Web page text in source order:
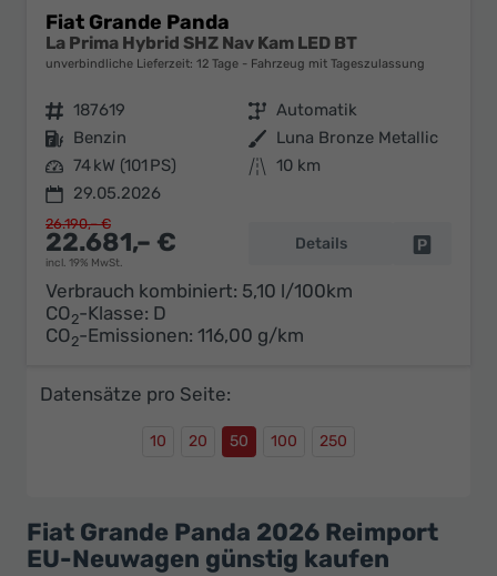
Fiat Grande Panda
La Prima Hybrid SHZ Nav Kam LED BT
unverbindliche Lieferzeit: 12 Tage Fahrzeug mit Tageszulassung
Fahrzeugnr. 187619 Getriebe Automatik
Kraftstoff Benzin Außenfarbe Luna Bronze Metallic
Leistung 74 kW (101 PS) Kilometerstand 10 km
29.05.2026
22.681,– €
incl. 19% MwSt.
26.190,– €
Details
Verbrauch kombiniert: 5,10 l/100km
CO2-Klasse: D
CO2-Emissionen: 116,00 g/km
Datensätze pro Seite:
10 20 50 100 250
Fiat Grande Panda 2026 Reimport
EU-Neuwagen günstig kaufen